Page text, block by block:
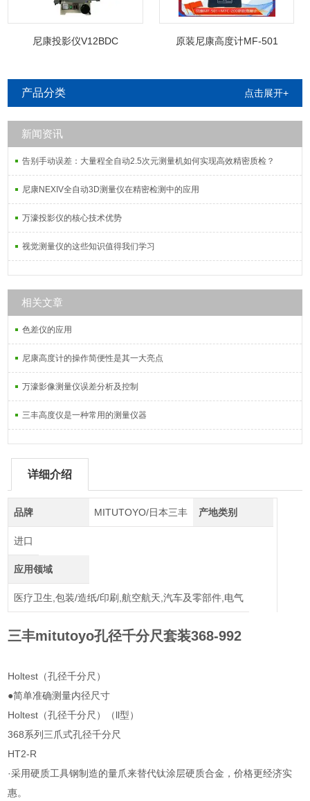
尼康投影仪V12BDC 原装尼康高度计MF-501
产品分类 点击展开+
新闻资讯
告别手动误差：大量程全自动2.5次元测量机如何实现高效精密质检？
尼康NEXIV全自动3D测量仪在精密检测中的应用
万濠投影仪的核心技术优势
视觉测量仪的这些知识值得我们学习
相关文章
色差仪的应用
尼康高度计的操作简便性是其一大亮点
万濠影像测量仪误差分析及控制
三丰高度仪是一种常用的测量仪器
详细介绍
品牌 MITUTOYO/日本三丰 产地类别
进口
应用领域
医疗卫生,包装/造纸/印刷,航空航天,汽车及零部件,电气
三丰mitutoyo孔径千分尺套装368-992
Holtest（孔径千分尺）
●简单准确测量内径尺寸
Holtest（孔径千分尺）（ll型）
368系列三爪式孔径千分尺
HT2-R
·采用硬质工具钢制造的量爪来替代钛涂层硬质合金，价格更经济实
惠。